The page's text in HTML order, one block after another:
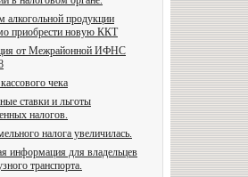
алкогольной продукции
приобрести новую ККТ
от Межрайонной ИФНС
чека
ставки и льготы
налогов.
налога увеличилась.
информация для владельцев
транспорта.